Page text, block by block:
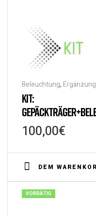
Beleuchtung,
KIT:
FÜR DAKOTA FS UND
100,00€
DEM
VORRÄTIG